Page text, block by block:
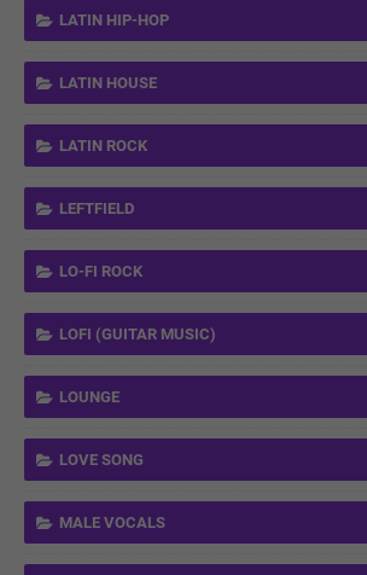
LATIN HIP-HOP
LATIN HOUSE
LATIN ROCK
LEFTFIELD
LO-FI ROCK
LOFI (GUITAR MUSIC)
LOUNGE
LOVE SONG
MALE VOCALS